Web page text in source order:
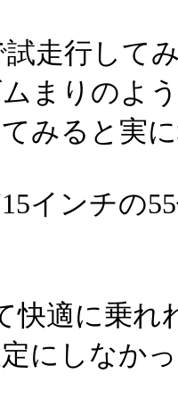
試走行して
まりのよ
みると実
インチの
快適に乗れ
にしなか